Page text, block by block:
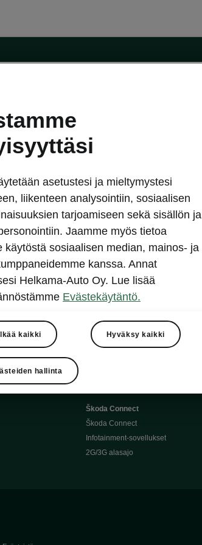
Škoda Shop
Avustinjärjestelmät
Sähköautot ja hybridit
Sähköautot ja hybridit
Ladattavat hybridit
Vinkkejä sähköautoiluun
Ajoakku ja turvallisuus
Ohjelmiston päivitys
Kotilataus
Latauspisteet kartalla
Škoda Connect
Škoda Connect
Infotainment-sovellukset
2G/3G alasajo
asetustesi ja mieltymystesi
liikenteen analysointiin, sosiaalisen
tarjoamiseen sekä sisällön ja
Jaamme myös tietoa
käytöstä sosiaalisen median, mainos- ja
kanssa. Annat
Helkama-Auto Oy. Lue lisää
Evästekäytäntö.
kaikki Hyväksy kaikki
hallinta